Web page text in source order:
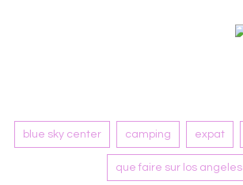
blue sky center camping expat
que faire sur los angeles